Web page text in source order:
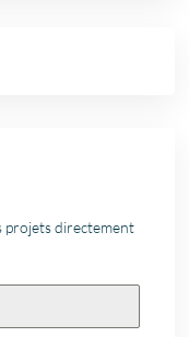
projets directement